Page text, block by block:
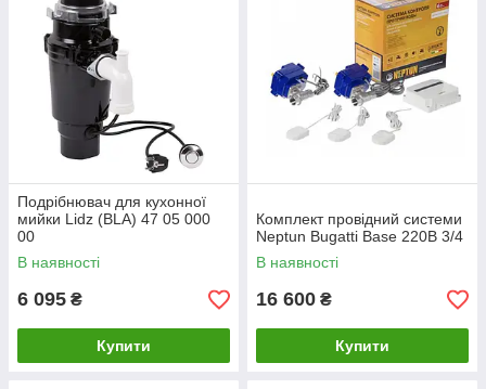
Подрібнювач для кухонної
мийки Lidz (BLA) 47 05 000
00
В наявності
6 095 ₴
Купити
Комплект провідний системи
Neptun Bugatti Base 220B 3/4
В наявності
16 600 ₴
Купити